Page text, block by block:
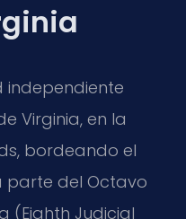
independiente
Virginia, en la
bordeando el
parte del Octavo
(Eighth Judicial